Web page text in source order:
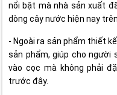
nổi bật mà nhà sản xuất
dòng cây nước hiện nay
- Ngoài ra sản phẩm thiết
sản phẩm, giúp cho người
vào cọc mà không phải
trước đây.